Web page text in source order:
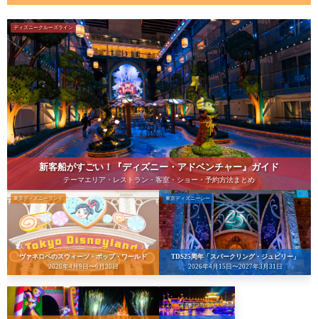
ディズニークルーズライン
新客船がすごい！『ディズニー・アドベンチャー』ガイド
テーマエリア・レストラン・客室・ショー・予約方法まとめ
東京ディズニーランド
ヴァネロペのスウィーツ・ポップ・ワールド
2026年4月9日〜6月30日
東京ディズニーシー
TDS25周年「スパークリング・ジュビリー」
2026年4月15日〜2027年3月31日